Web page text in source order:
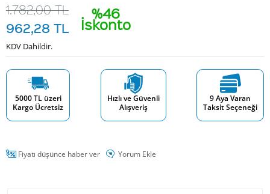
%46
İskonto
1.782,00TL
962,28 TL
KDV Dahildir.
5000 TL üzeri
Kargo Ücretsiz
Hızlı ve Güvenli
Alışveriş
9 Aya Varan
Taksit Seçeneği
Fiyatı düşünce haber ver Yorum Ekle